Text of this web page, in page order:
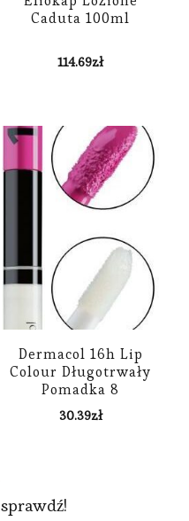
Caduta 100ml
114.69zł
Dermacol 16h Lip
Colour Długotrwały
Pomadka 8
30.39zł